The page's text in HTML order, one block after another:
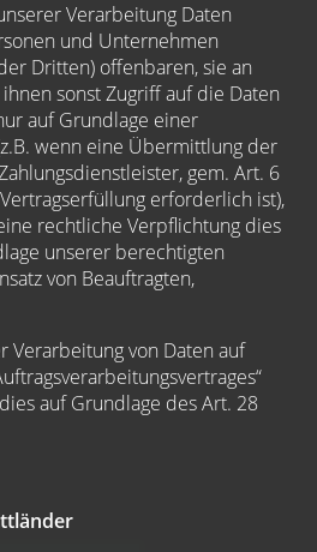
Verarbeitung Daten
und Unternehmen
Dritten) offenbaren, sie an
sonst Zugriff auf die Daten
auf Grundlage einer
wenn eine Übermittlung der
gem. Art. 6
erforderlich ist),
rechtliche Verpflichtung dies
unserer berechtigten
von Beauftragten,
Verarbeitung von Daten auf
auf Grundlage des Art. 28